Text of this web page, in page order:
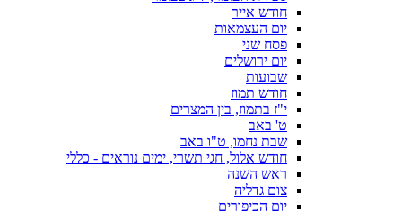
חודש אייר
יום העצמאות
פסח שני
יום ירושלים
שבועות
חודש תמוז
י"ז בתמוז, בין המצרים
ט' באב
שבת נחמו, ט"ו באב
חודש אלול, חגי תשרי, ימים נוראים - כללי
ראש השנה
צום גדליה
יום הכיפורים